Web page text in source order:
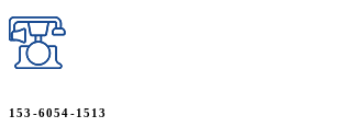
153-6054-1513